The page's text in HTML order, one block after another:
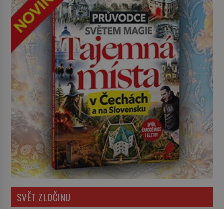
SVĚT ZLOČINU